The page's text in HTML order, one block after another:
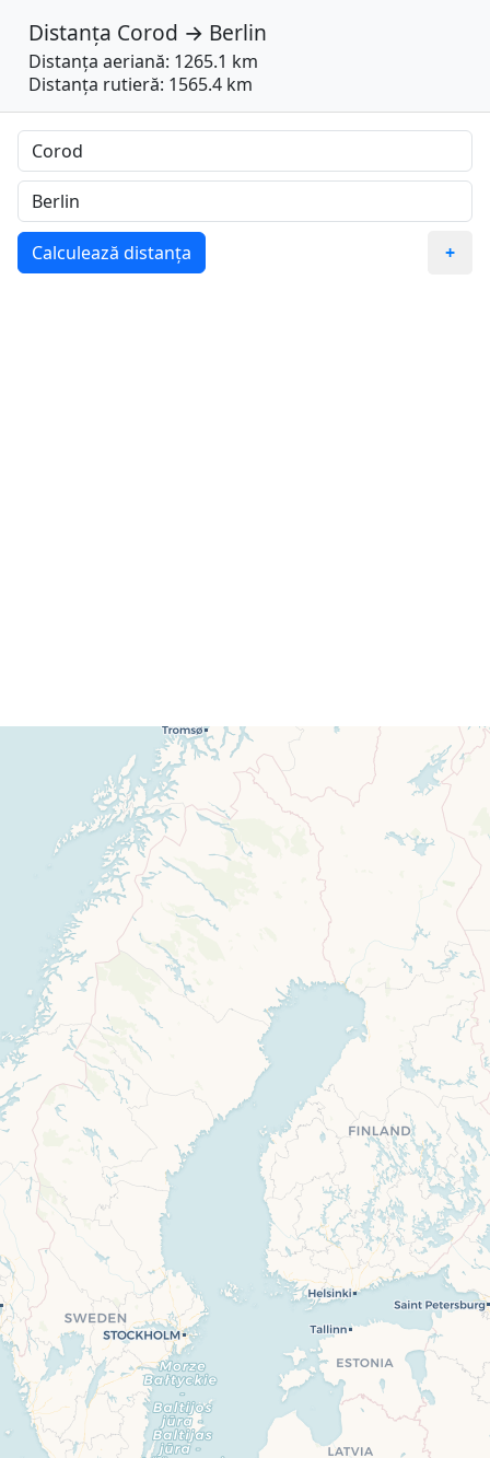
Distanța Corod → Berlin
Distanța aeriană: 1265.1 km
Distanța rutieră: 1565.4 km
Calculează distanța +